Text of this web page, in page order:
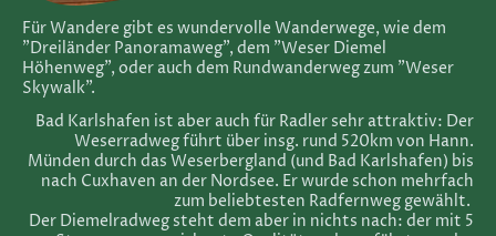
Für Wandere gibt es wundervolle Wanderwege, wie dem
"Dreiländer Panoramaweg", dem "Weser Diemel
Höhenweg", oder auch dem Rundwanderweg zum "Weser
Skywalk".
Bad Karlshafen ist aber auch für Radler sehr attraktiv: Der
Weserradweg führt über insg. rund 520km von Hann.
Münden durch das Weserbergland (und Bad Karlshafen) bis
nach Cuxhaven an der Nordsee. Er wurde schon mehrfach
zum beliebtesten Radfernweg gewählt.
Der Diemelradweg steht dem aber in nichts nach: der mit 5